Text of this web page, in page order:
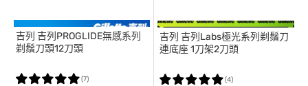
吉列 吉列PROGLIDE無感系列
剃鬚刀頭12刀頭
(7)
吉列 吉列Labs極光系列剃鬚刀
連底座 1刀架2刀頭
(4)